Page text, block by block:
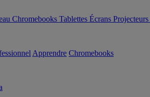
Chromebooks Tablettes Écrans Projecteurs
Apprendre Chromebooks